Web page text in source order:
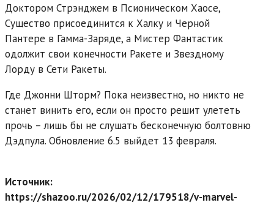
Доктором Стрэнджем в Псионическом Хаосе,
Существо присоединится к Халку и Черной
Пантере в Гамма-Заряде, а Мистер Фантастик
одолжит свои конечности Ракете и Звездному
Лорду в Сети Ракеты.
Где Джонни Шторм? Пока неизвестно, но никто не
станет винить его, если он просто решит улететь
прочь – лишь бы не слушать бесконечную болтовню
Дэдпула. Обновление 6.5 выйдет 13 февраля.
Источник:
https://shazoo.ru/2026/02/12/179518/v-marvel-